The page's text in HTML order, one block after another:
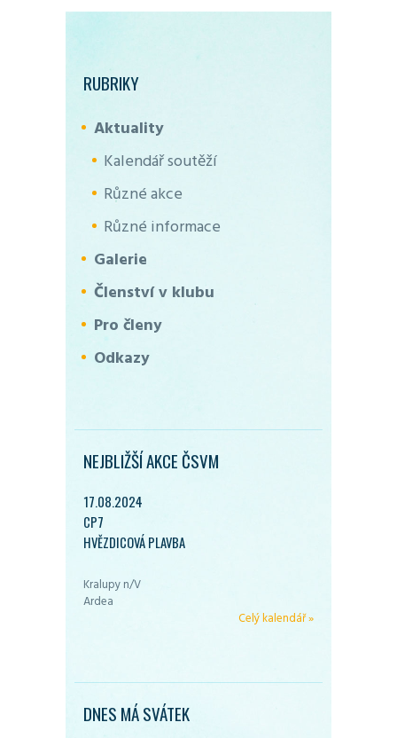
RUBRIKY
Aktuality
Kalendář soutěží
Různé akce
Různé informace
Galerie
Členství v klubu
Pro členy
Odkazy
NEJBLIŽŠÍ AKCE ČSVM
17.08.2024
CP7
HVĚZDICOVÁ PLAVBA
Kralupy n/V
Ardea
Celý kalendář »
DNES MÁ SVÁTEK